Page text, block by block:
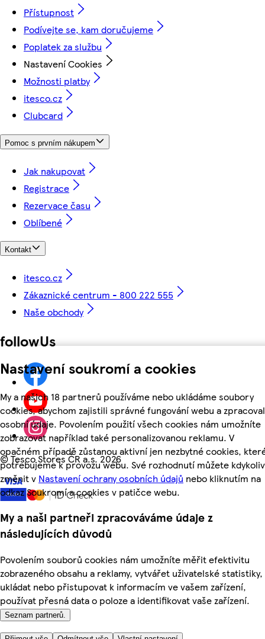
Nastavení soukromí a cookies
My a našich 18 partnerů používáme nebo ukládáme soubory
cookies, abychom zajistili správné fungování webu a
osobní údaje. Povolením použití všech cookies nám umožníte
zobrazovat například také personalizovanou reklamu. V
opačném případě zůstanou aktivní jen nezbytné cookies,
potřebujeme k provozu webu. Své rozhodnutí můžete kdykoliv
změnit v Nastavení ochrany osobních údajů nebo kliknutím na
odkaz Soukromí a cookies v patičce webu.
My a naši partneři zpracováváme údaje z
následujících důvodů
Povolením souborů cookies nám umožníte měřit efektivitu
zobrazeného obsahu a reklamy, vytvářet uživatelské statistiky,
ukládat nebo přistupovat k informacím ve vašem zařízení,
používat přesná data o poloze a identifikovat vaše zařízení.
Seznam partnerů.
Přístupnost
Podívejte se, kam doručujeme
Poplatek za službu
Nastavení Cookies
Možnosti platby
itesco.cz
Clubcard
Pomoc s prvním nákupem
Jak nakupovat
Registrace
Rezervace času
Oblíbené
Kontakt
itesco.cz
Zákaznické centrum - 800 222 555
Naše obchody
followUs
©Tesco Stores ČR a.s. 2026